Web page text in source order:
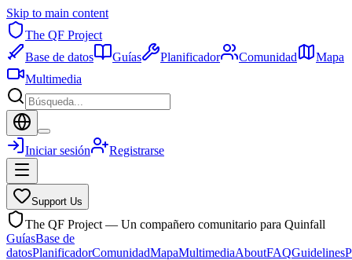
Skip to main content
The QF Project
Base de datos
Guías Planificador Comunidad
Mapa
Multimedia
Iniciar sesión Registrarse
Support Us
The QF Project — Un compañero comunitario para Quinfall
GuíasBase de
datosPlanificadorComunidadMapaMultimediaAboutFAQGuidelines